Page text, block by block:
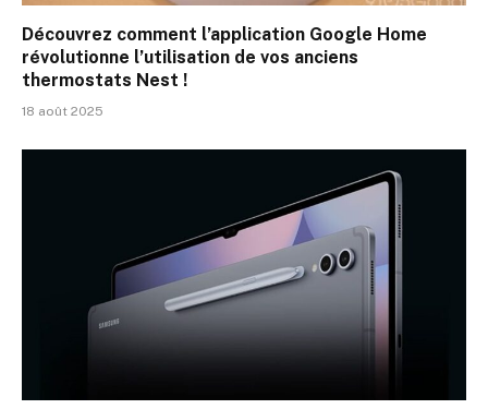
Découvrez comment l’application Google Home
révolutionne l’utilisation de vos anciens
thermostats Nest !
18 août 2025